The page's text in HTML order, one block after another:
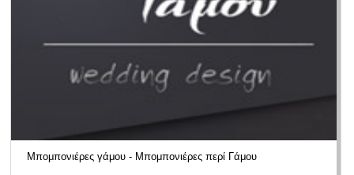
Μπομπονιέρες γάμου - Μπομπονιέρες περί Γάμου